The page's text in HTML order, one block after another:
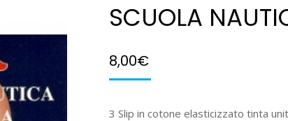
SCUOLA
8,00€
3 Slip in cotone elasticizzato tinta